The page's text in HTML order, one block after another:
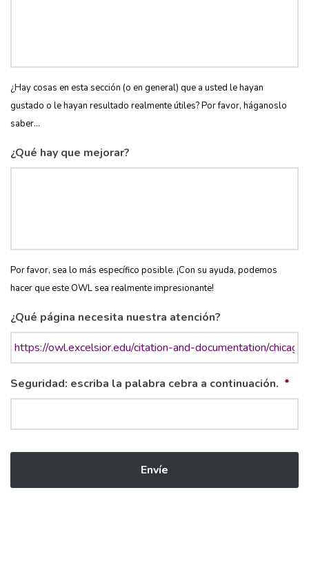
¿Hay cosas en esta sección (o en general) que a usted le hayan
gustado o le hayan resultado realmente útiles? Por favor, háganoslo
saber...
¿Qué hay que mejorar?
Por favor, sea lo más específico posible. ¡Con su ayuda, podemos
hacer que este OWL sea realmente impresionante!
¿Qué página necesita nuestra atención?
Seguridad: escriba la palabra cebra a continuación. *